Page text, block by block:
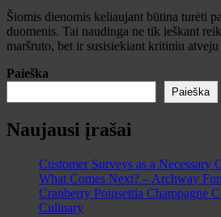
Šiomis dienomis keliaujant būtina turėti
duomenis. Tai naudinga ne tik ieškant
maršruto, bet ir susisiekiant kritiniu
Paieška
Paieška
Naujausi įrašai
Customer Surveys as a Necessary
What Comes Next? – Archway
Cranberry Poinsettia Champagne
Culinary